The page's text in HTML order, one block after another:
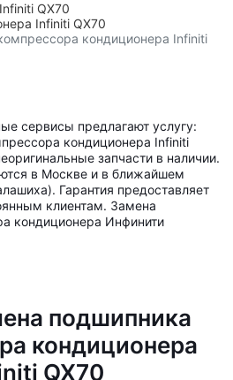
QX70
Infiniti QX70
кондиционера Infiniti
сервисы предлагают услугу:
кондиционера Infiniti
запчасти в наличии.
в Москве и в ближайшем
Гарантия предоставляет
клиентам. Замена
кондиционера Инфинити
подшипника
кондиционера
QX70